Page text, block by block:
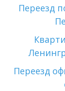
Переезд
Переезд